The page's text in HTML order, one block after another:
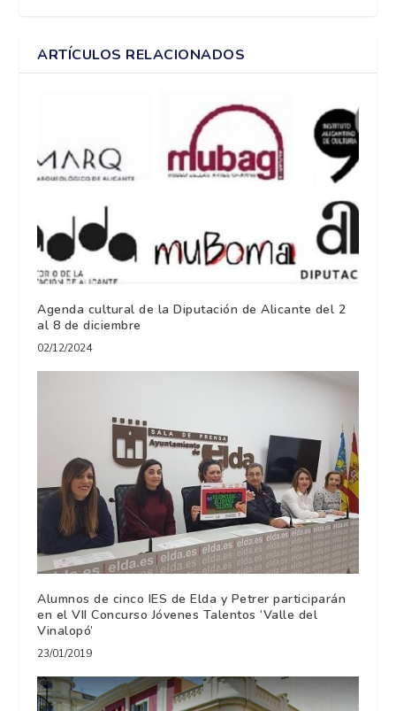
ARTÍCULOS RELACIONADOS
Agenda cultural de la Diputación de Alicante del 2
al 8 de diciembre
02/12/2024
Alumnos de cinco IES de Elda y Petrer participarán
en el VII Concurso Jóvenes Talentos ‘Valle del
Vinalopó’
23/01/2019